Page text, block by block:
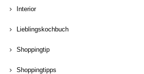
Interior
Lieblingskochbuch
Shoppingtip
Shoppingtipps